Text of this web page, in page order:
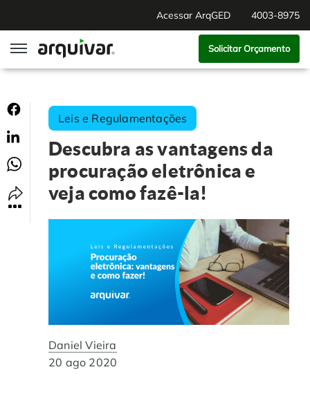
Acessar ArqGED 4003-8975
ArqSign
Soluções
Gestão de Documentos
Digitalização
Software para BPM
Educação Corporativa
Segmentos
Agronegócio
Instituições de Ensino
Cases de Sucesso
Nossas Unidades
Solicitar Orçamento
Leis e Regulamentações
Descubra as vantagens da
procuração eletrônica e
veja como fazê-la!
Daniel Vieira
20 ago 2020